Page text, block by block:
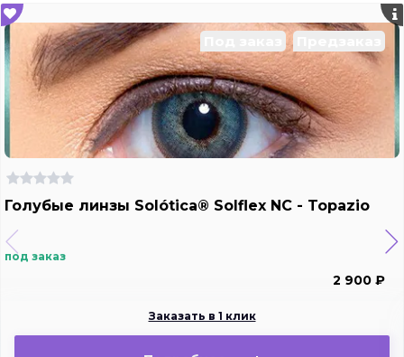
Голубые линзы Solótica® Solflex NC - Topazio
под заказ
2 900 ₽
Заказать в 1 клик